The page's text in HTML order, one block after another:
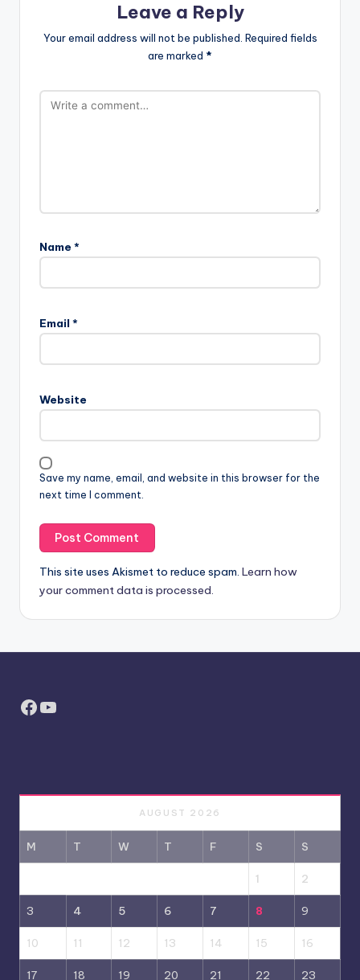
Leave a Reply
Your email address will not be published. Required fields
are marked *
Name *
Email *
Website
Save my name, email, and website in this browser for the
next time I comment.
This site uses Akismet to reduce spam. Learn how
your comment data is processed.
Facebook
YouTube
AUGUST 2026
M T W T F S S
1 2
3 4 5 6 7 8 9
10 11 12 13 14 15 16
17 18 19 20 21 22 23